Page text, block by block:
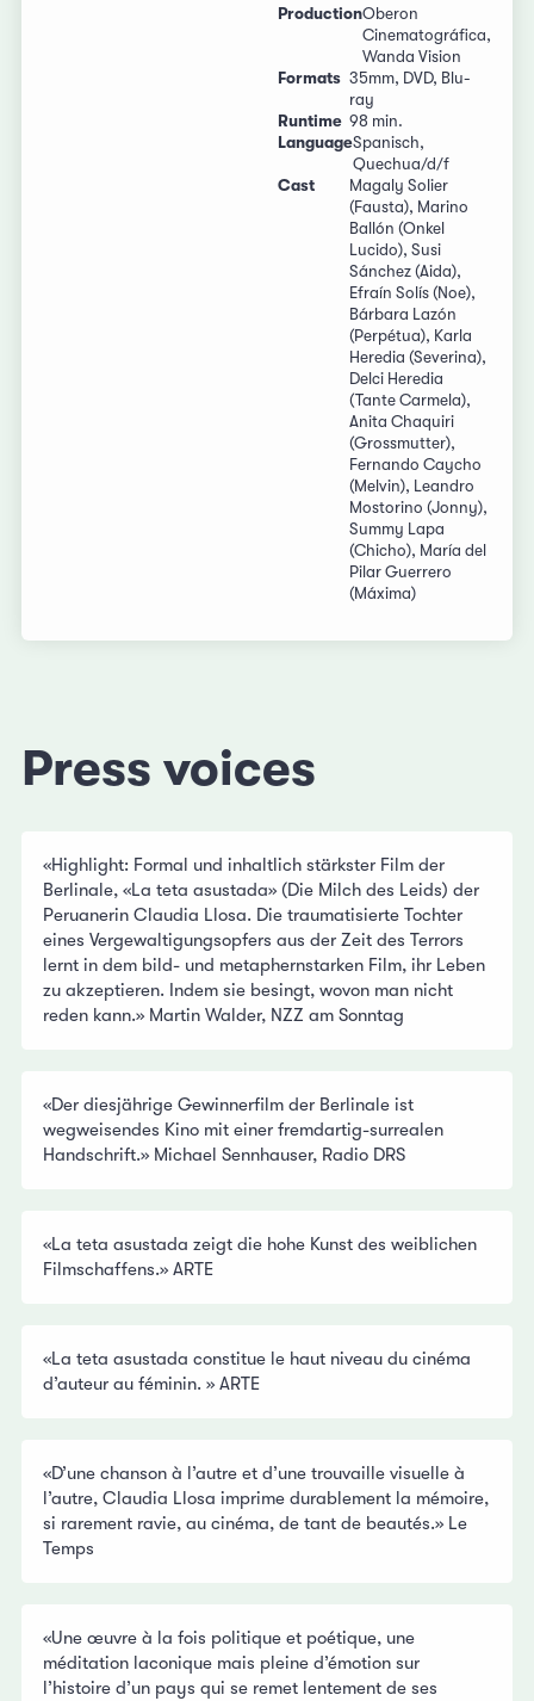
ProductionOberon
Cinematográfica,
Wanda Vision
Formats 35mm, DVD, Blu-
ray
Runtime 98 min.
LanguageSpanisch,
Quechua/d/f
Cast
Magaly Solier
(Fausta), Marino
Ballón (Onkel
Lucido), Susi
Sánchez (Aida),
Efraín Solís (Noe),
Bárbara Lazón
(Perpétua), Karla
Heredia (Severina),
Delci Heredia
(Tante Carmela),
Anita Chaquiri
(Grossmutter),
Fernando Caycho
(Melvin), Leandro
Mostorino (Jonny),
Summy Lapa
(Chicho), María del
Pilar Guerrero
(Máxima)
Press voices
«Highlight: Formal und inhaltlich stärkster Film der
Berlinale, «La teta asustada» (Die Milch des Leids) der
Peruanerin Claudia Llosa. Die traumatisierte Tochter
eines Vergewaltigungsopfers aus der Zeit des Terrors
lernt in dem bild- und metaphernstarken Film, ihr Leben
zu akzeptieren. Indem sie besingt, wovon man nicht
reden kann.» Martin Walder, NZZ am Sonntag
«Der diesjährige Gewinnerfilm der Berlinale ist
wegweisendes Kino mit einer fremdartig-surrealen
Handschrift.» Michael Sennhauser, Radio DRS
«La teta asustada zeigt die hohe Kunst des weiblichen
Filmschaffens.» ARTE
«La teta asustada constitue le haut niveau du cinéma
d’auteur au féminin. » ARTE
«D’une chanson à l’autre et d’une trouvaille visuelle à
l’autre, Claudia Llosa imprime durablement la mémoire,
si rarement ravie, au cinéma, de tant de beautés.» Le
Temps
«Une œuvre à la fois politique et poétique, une
méditation laconique mais pleine d’émotion sur
l’histoire d’un pays qui se remet lentement de ses